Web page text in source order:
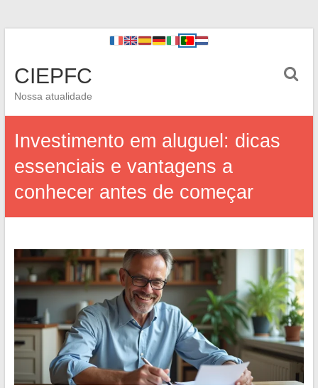
CIEPFC
Nossa atualidade
Investimento em aluguel: dicas
essenciais e vantagens a
conhecer antes de começar